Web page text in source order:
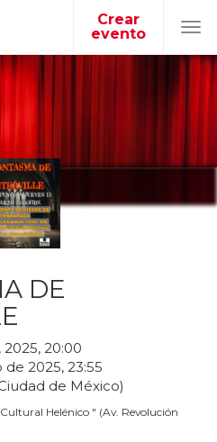
Crear
evento
DE
, 2025, 20:00
de 2025, 23:55
de México)
Helénico " (Av. Revolución